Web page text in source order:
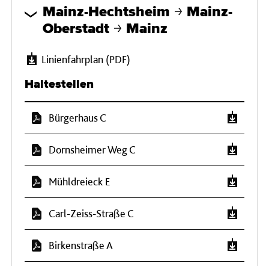
Mainz-Hechtsheim
Mainz-
Oberstadt
Mainz
Linienfahrplan (PDF)
Haltestellen
Bürgerhaus C
Dornsheimer Weg C
Mühldreieck E
Carl-Zeiss-Straße C
Birkenstraße A